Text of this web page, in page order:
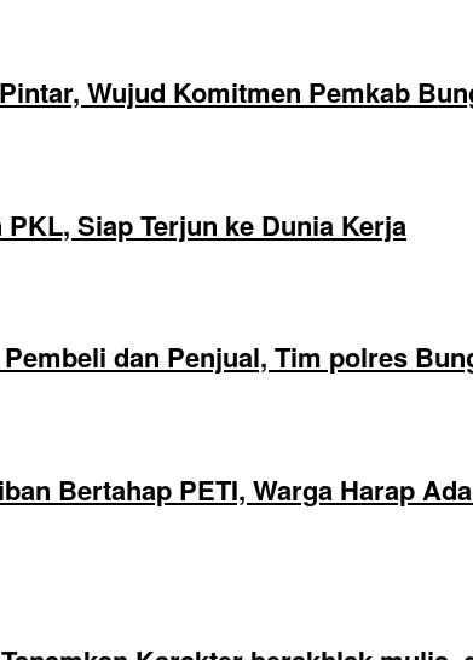
Wujud Komitmen Pemkab
Siap Terjun ke Dunia Kerja
dan Penjual, Tim polres
Bertahap PETI, Warga Harap